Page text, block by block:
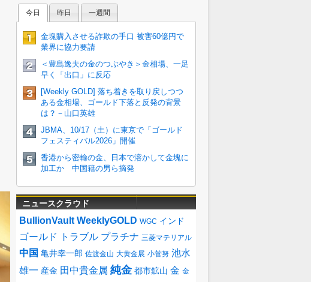
ニュースクラウド
BullionVault WeeklyGOLD WGC インド
ゴールド トラブル プラチナ 三菱マテリアル
中国 亀井幸一郎 佐渡金山 大黄金展 小菅努 池水
雄一 産金 田中貴金属 純金 都市鉱山 金 金